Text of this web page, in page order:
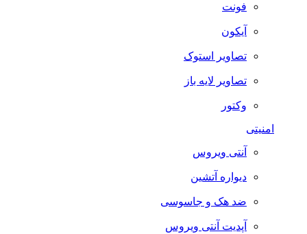
فونت
آیکون
تصاویر استوک
تصاویر لایه باز
وکتور
امنیتی
آنتی ویروس
دیواره آتشین
ضد هک و جاسوسی
آپدیت آنتی ویروس